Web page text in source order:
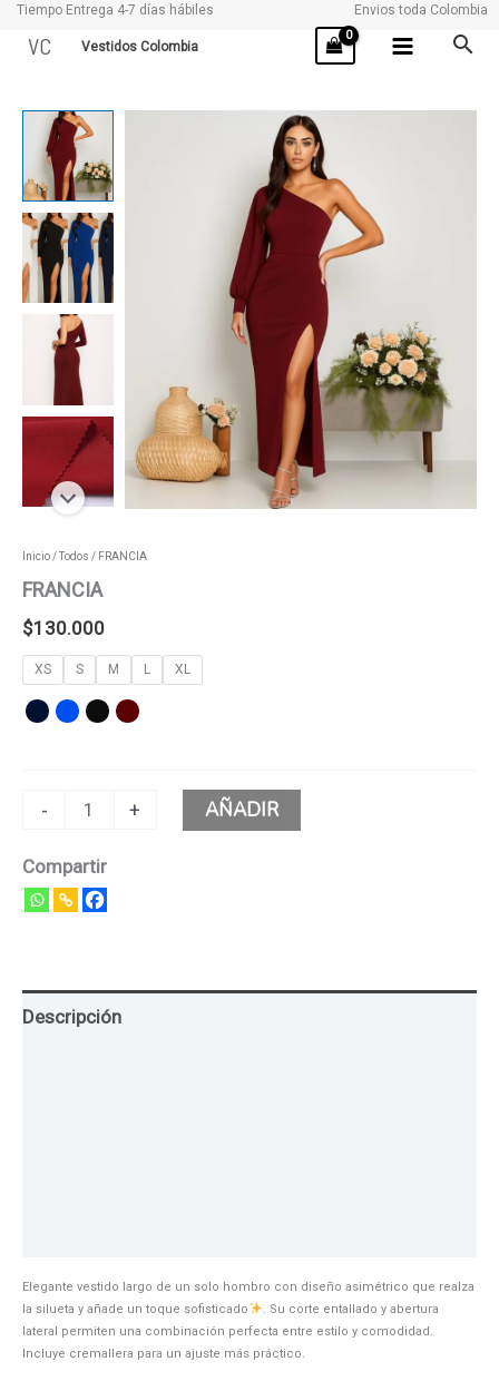
Tiempo Entrega 4-7 días hábiles Envios toda Colombia
VC Vestidos Colombia
Inicio/Todos / FRANCIA
FRANCIA
$130.000
XS S M L XL
-
FRANCIA
cantidad
+ AÑADIR
Compartir
Descripción
Elegante vestido largo de un solo hombro con diseño asimétrico que realza
la silueta y añade un toque sofisticado
. Su corte entallado y abertura
lateral permiten una combinación perfecta entre estilo y comodidad.
Incluye cremallera para un ajuste más práctico.